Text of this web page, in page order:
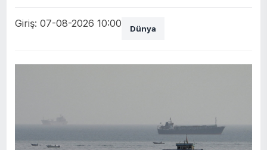
Giriş: 07-08-2026 10:00 Dünya